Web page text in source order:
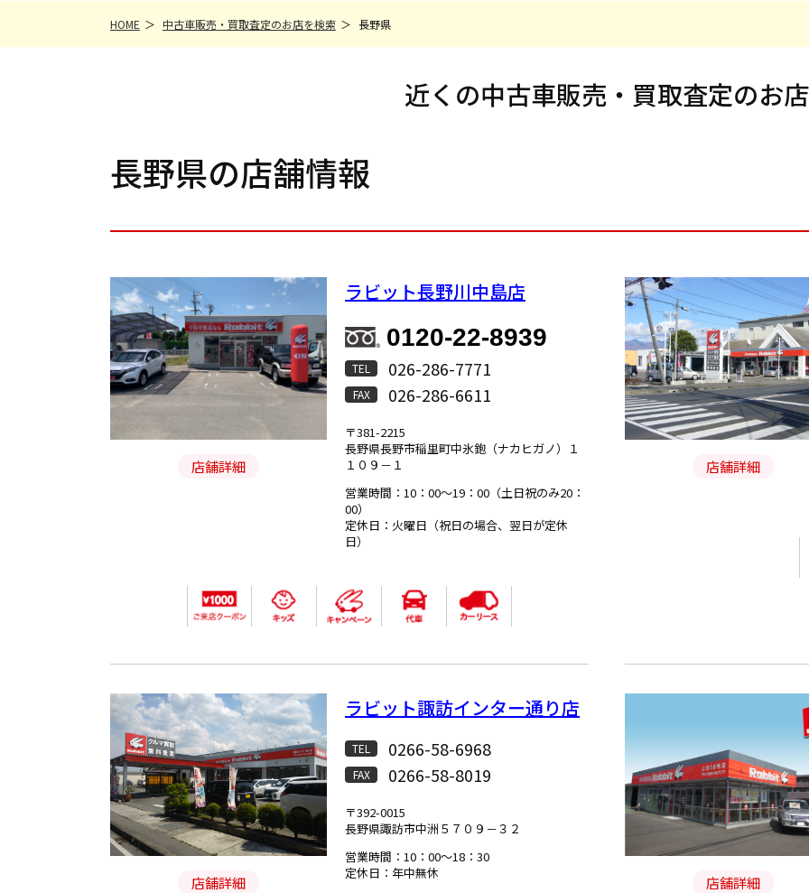
HOME 中古車販売・買取査定のお店を検索 長野県
近くの中古車販売・ 買取査定のお店
長野県の店舗情報
店舗詳細
ラビット長野川中島店
0120-22-8939
TEL 026-286-7771
FAX 026-286-6611
〒381-2215
長野県長野市稲里町中氷鉋（ナカヒガノ）１
１０９－１
営業時間：10：00～19：00（土日祝のみ20：
00）
定休日：火曜日（祝日の場合、翌日が定休
日）
店舗詳細
店舗詳細
ラビット諏訪インター通り店
TEL 0266-58-6968
FAX 0266-58-8019
〒392-0015
長野県諏訪市中洲５７０９－３２
営業時間：10：00～18：30
定休日：年中無休
店舗詳細